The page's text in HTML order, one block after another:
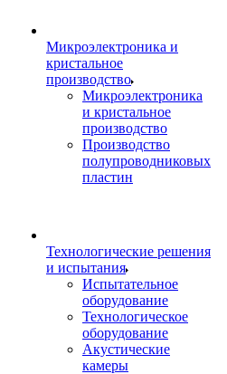
Микроэлектроника и
кристальное
производство
Микроэлектроника
и кристальное
производство
Производство
полупроводниковых
пластин
Технологические решения
и испытания
Испытательное
оборудование
Технологическое
оборудование
Акустические
камеры